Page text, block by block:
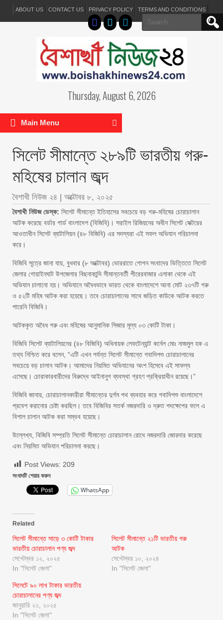
ABOUT US CONTACT US PRIVACY POLICY TERMS AND CONDITIONS
Search
for:
Thursday, August 6, 2026
Main Menu
সিলেট সীমান্তে ২৮৯টি ভারতীয় গরু-
মহিষের চালান জব্দ
বৈশাখী নিউজ ২৪ | অক্টোবর ৮, ২০২৫
বৈশাখী নিউজ ডেস্ক: সিলেট সীমান্তে ইতিহাসের সবচেয়ে বড় গরু-মহিষের চোরাচালান
আটক করেছে বর্ডার গার্ড বাংলাদেশ (বিজিবি)। সরাইল রিজিয়নের অধীন সিলেট সেক্টরের
আওতাধীন সিলেট ব্যাটালিয়ন (৪৮ বিজিবি) এর সদস্যরা এই সফল অভিযান পরিচালনা
করে।
বিজিবি সূত্রে জানা যায়, বুধবার (৮ অক্টোবর) ভোররাতে গোপন সংবাদের ভিত্তিতে সিলেট
জেলার গোয়াইনঘাট উপজেলার বিছনাকান্দি সীমান্তবর্তী পীরেরবাজার এলাকা থেকে এই
অভিযান চালানো হয়। অভিযানে অবৈধভাবে ভারত থেকে বাংলাদেশে আনা মোট ২৩৭টি গরু
ও ৫২টি মহিষ আটক করা হয়েছে। তবে চোরাচালানের সাথে জড়িত কাউকে আটক করতে
পারেনি বিজিবি।
আটককৃত অবৈধ গরু এবং মহিষের আনুমানিক সিজার মূল্য ০৩ কোটি টাকা।
বিজিবি সিলেট ব্যাটালিয়নের (৪৮ বিজিবি) অধিনায়ক লেফটেন্যান্ট কর্নেল মোঃ নাজমুল হক এ
তথ্য নিশ্চিত করে বলেন, “এটি এখন পর্যন্ত সিলেট সীমান্তে গবাদিপশু চোরাচালানের
সবচেয়ে বড় চালান আটক। আমাদের নিয়মিত অভিযানের অংশ হিসেবে এই সাফল্য
এসেছে। চোরাকারবারীদের বিরুদ্ধে আইনানুগ ব্যবস্থা গ্রহণ প্রক্রিয়াধীন রয়েছে।”
বিজিবি জানায়, চোরাচালানকারীরা সীমান্তের দুর্গম পথ ব্যবহার করে গবাদিপশু বাংলাদেশে
প্রবেশ করানোর চেষ্টা করছিল। তবে বিজিবির সতর্ক নজরদারি ও দ্রুত পদক্ষেপের ফলে এ
বিশাল চালান আটক করা সম্ভব হয়েছে।
উল্লেখ্য, বিজিবি সম্প্রতি সিলেট সীমান্তে চোরাচালান রোধে নজরদারি জোরদার করেছে
এবং নিয়মিত অভিযান পরিচালনা করছে।
Post Views: 209
সংবাদটি শেয়ার করুন
WhatsApp
Related
সিলেট সীমান্তে সাড়ে ৩ কোটি টাকার
ভারতীয় চোরাচালান পণ্য জব্দ
সেপ্টেম্বর ১২, ২০২৫
In "সিলেট জেলা"
সিলেট সীমান্তে ২১টি ভারতীয় গরু
আটক
সেপ্টেম্বর ১০, ২০২৪
In "সিলেট জেলা"
সিলেটে ৯০ লাখ টাকার ভারতীয়
চোরাচালানের পণ্য জব্দ
জানুয়ারি ২২, ২০২৫
In "সিলেট জেলা"